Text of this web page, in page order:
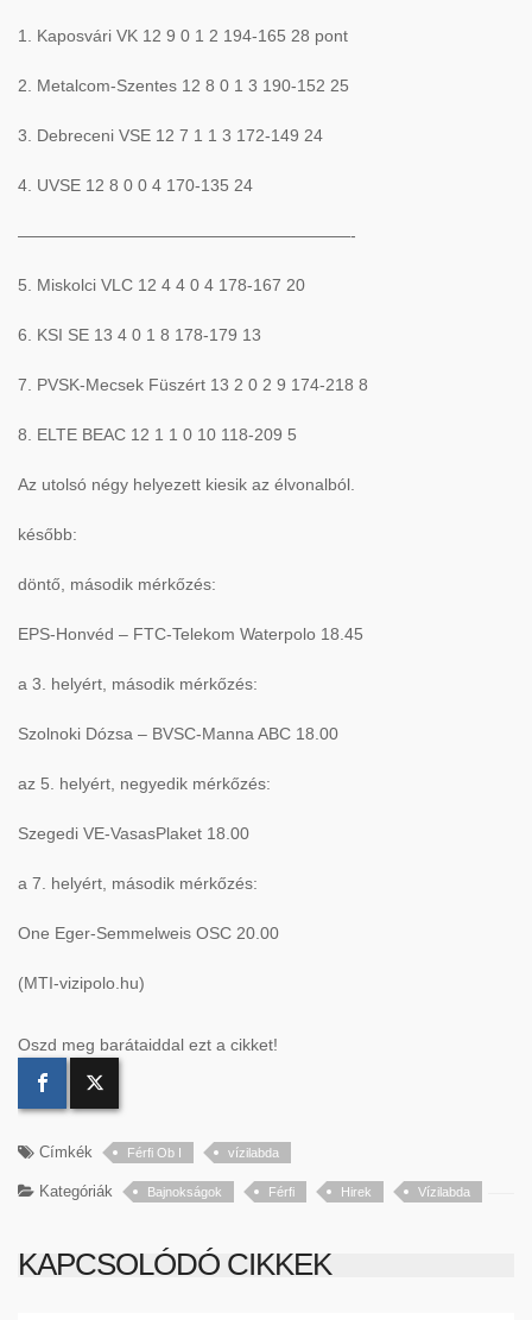
1. Kaposvári VK 12 9 0 1 2 194-165 28 pont
2. Metalcom-Szentes 12 8 0 1 3 190-152 25
3. Debreceni VSE 12 7 1 1 3 172-149 24
4. UVSE 12 8 0 0 4 170-135 24
————————————————————-
5. Miskolci VLC 12 4 4 0 4 178-167 20
6. KSI SE 13 4 0 1 8 178-179 13
7. PVSK-Mecsek Füszért 13 2 0 2 9 174-218 8
8. ELTE BEAC 12 1 1 0 10 118-209 5
Az utolsó négy helyezett kiesik az élvonalból.
később:
döntő, második mérkőzés:
EPS-Honvéd – FTC-Telekom Waterpolo 18.45
a 3. helyért, második mérkőzés:
Szolnoki Dózsa – BVSC-Manna ABC 18.00
az 5. helyért, negyedik mérkőzés:
Szegedi VE-VasasPlaket 18.00
a 7. helyért, második mérkőzés:
One Eger-Semmelweis OSC 20.00
(MTI-vizipolo.hu)
Oszd meg barátaiddal ezt a cikket!
Címkék Férfi Ob I vízilabda
Kategóriák Bajnokságok Férfi Hirek Vízilabda
KAPCSOLÓDÓ CIKKEK